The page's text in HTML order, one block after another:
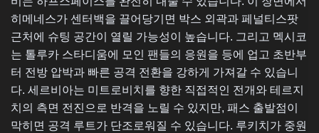
히메네스가 센터백을 끌어당기면 박스 외곽과 페널티스팟
근처에 슈팅 공간이 열릴 가능성이 높습니다. 그리고 멕시코
는 톨루카 스타디움에 모인 팬들의 응원을 등에 업고 초반부
터 전방 압박과 빠른 공격 전환을 강하게 가져갈 수 있습니
다. 세르비아는 미트로비치를 향한 직접적인 전개와 테르지
치의 측면 전진으로 반격을 노릴 수 있지만, 패스 출발점이
막히면 공격 루트가 단조로워질 수 있습니다. 루키치가 중원